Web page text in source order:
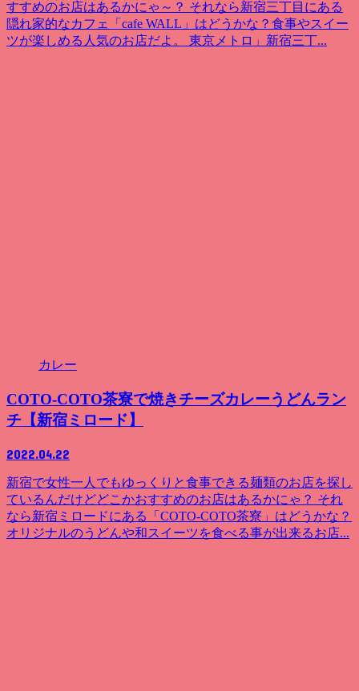
すすめのお店はあるかにゃ～？ それなら新宿三丁目にある
隠れ家的なカフェ「cafe WALL」はどうかな？食事やスイー
ツが楽しめる人気のお店だよ。 東京メトロ」新宿三丁...
カレー
COTO-COTO茶寮で焼きチーズカレーうどんラン
チ【新宿ミロード】
2022.04.22
新宿で女性一人でもゆっくりと食事できる麺類のお店を探し
ているんだけどどこかおすすめのお店はあるかにゃ？ それ
なら新宿ミロードにある「COTO-COTO茶寮」はどうかな？
オリジナルのうどんや和スイーツを食べる事が出来るお店...